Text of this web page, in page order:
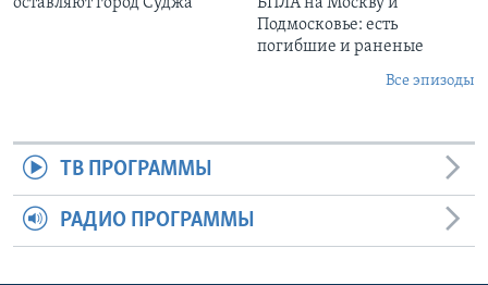
оставляют город Суджа
БПЛА на Москву и
Подмосковье: есть
погибшие и раненые
Все эпизоды
ТВ ПРОГРАММЫ
РАДИО ПРОГРАММЫ